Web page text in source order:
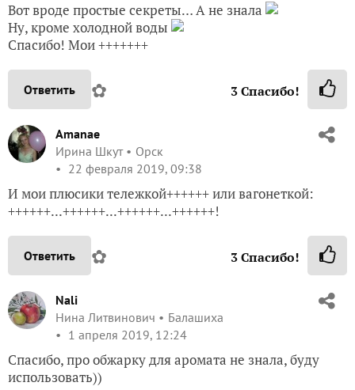
Вот вроде простые секреты… А не знала
Ну, кроме холодной воды
Спасибо! Мои +++++++
Ответить ✿ 3Спасибо!
Amanae
Ирина Шкут
Орск
22 февраля 2019, 09:38
И мои плюсики тележкой++++++ или вагонеткой:
++++++...++++++...++++++...++++++!
Ответить ✿ 3Спасибо!
Nali
Нина Литвинович
Балашиха
1 апреля 2019, 12:24
Спасибо, про обжарку для аромата не знала, буду
использовать))